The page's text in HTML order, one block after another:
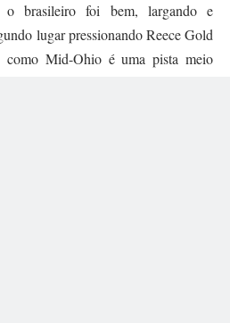
o brasileiro foi bem, largando e
lugar pressionando Reece Gold
como Mid-Ohio é uma pista meio